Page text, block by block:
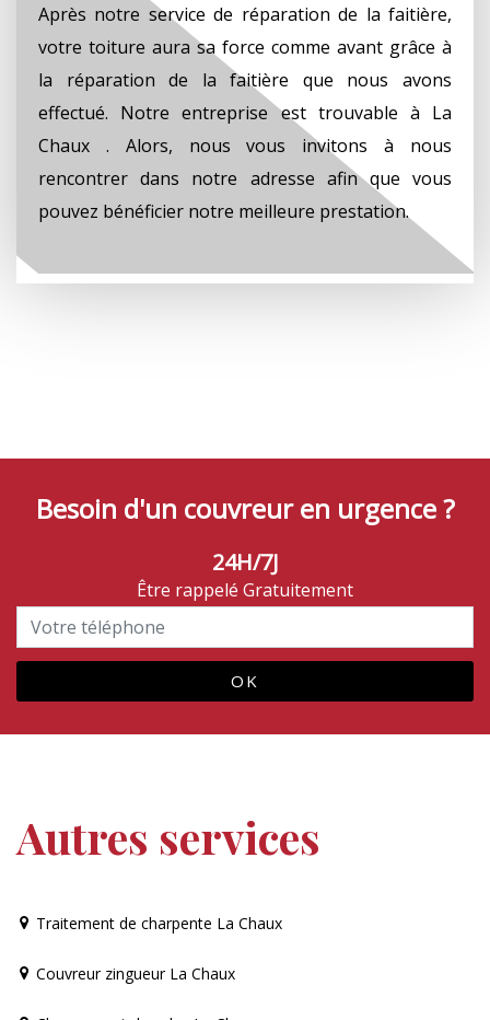
Après notre service de réparation de la faitière,
votre toiture aura sa force comme avant grâce à
la réparation de la faitière que nous avons
effectué. Notre entreprise est trouvable à La
Chaux . Alors, nous vous invitons à nous
rencontrer dans notre adresse afin que vous
pouvez bénéficier notre meilleure prestation.
Besoin d'un couvreur en urgence ?
24H/7J
Être rappelé Gratuitement
Autres services
Traitement de charpente La Chaux
Couvreur zingueur La Chaux